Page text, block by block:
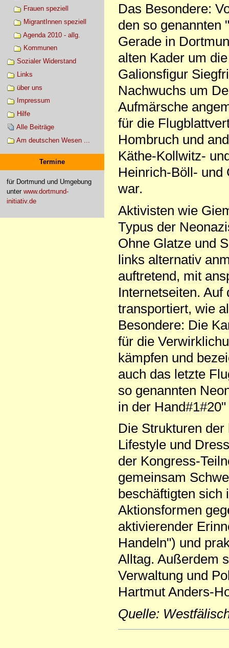
Frauen speziell
MigrantInnen speziell
Agenda 2010 - allg.
Kommunen
Sozialer Widerstand
Links
über uns
Impressum
Hilfe
Alle Beiträge
Am deutschen Wesen ...
Termine
für Dortmund und Umgebung
unter www.dortmund-
initiativ.de
Das Besondere:
den so genannten
Gerade in
alten Kader um
Galionsfigur
Nachwuchs um
Aufmärsche
für die
Hombruch und
Käthe-Kollwitz-
Heinrich-Böll- und
war.
Aktivisten wie
Typus der
Ohne Glatze und
links alternativ
auftretend, mit
Internetseiten.
transportiert, wie
Besondere: Die
für die
kämpfen und
auch das letzte
so genannten
in der Hand#1#20"
Die Strukturen
Lifestyle und
der Kongress-
gemeinsam
beschäftigten sich
Aktionsformen
aktivierender
Handeln") und
Alltag. Außerdem
Verwaltung und
Hartmut Anders-
Quelle: